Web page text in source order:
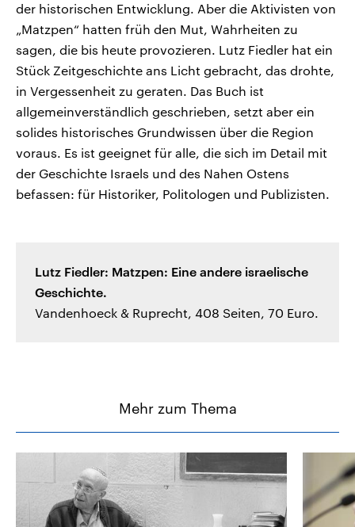
der historischen Entwicklung. Aber die Aktivisten von
„Matzpen“ hatten früh den Mut, Wahrheiten zu
sagen, die bis heute provozieren. Lutz Fiedler hat ein
Stück Zeitgeschichte ans Licht gebracht, das drohte,
in Vergessenheit zu geraten. Das Buch ist
allgemeinverständlich geschrieben, setzt aber ein
solides historisches Grundwissen über die Region
voraus. Es ist geeignet für alle, die sich im Detail mit
der Geschichte Israels und des Nahen Ostens
befassen: für Historiker, Politologen und Publizisten.
Lutz Fiedler: Matzpen: Eine andere israelische
Geschichte.
Vandenhoeck & Ruprecht, 408 Seiten, 70 Euro.
Mehr zum Thema